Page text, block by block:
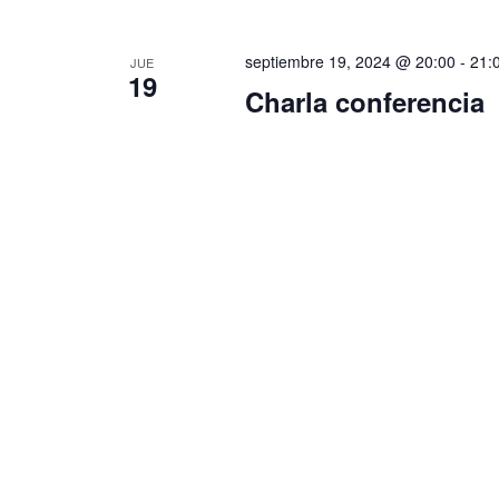
JUE
19 Charla conferencia
septiembre 19, 2024 @ 20:00 -